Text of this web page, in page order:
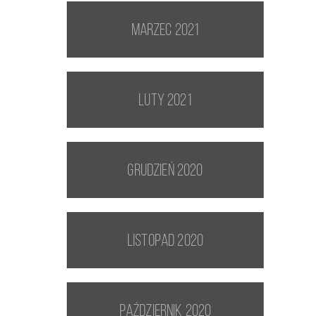
marzec 2021
luty 2021
grudzień 2020
listopad 2020
październik 2020